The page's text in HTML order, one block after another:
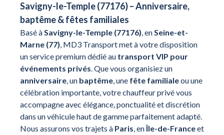
Savigny-le-Temple (77176) – Anniversaire,
baptême & fêtes familiales
Basé àSavigny-le-Temple (77176), enSeine-et-
Marne (77), MD3 Transport met à votre disposition
un service premium dédié au transport VIP pour
événements privés. Que vous organisiez un
anniversaire, un baptême, une fête familialeou une
célébration importante, votre chauffeur privé vous
accompagne avec élégance, ponctualité et discrétion
dans un véhicule haut de gamme parfaitement adapté.
Nous assurons vos trajets à Paris, enÎle-de-Franceet